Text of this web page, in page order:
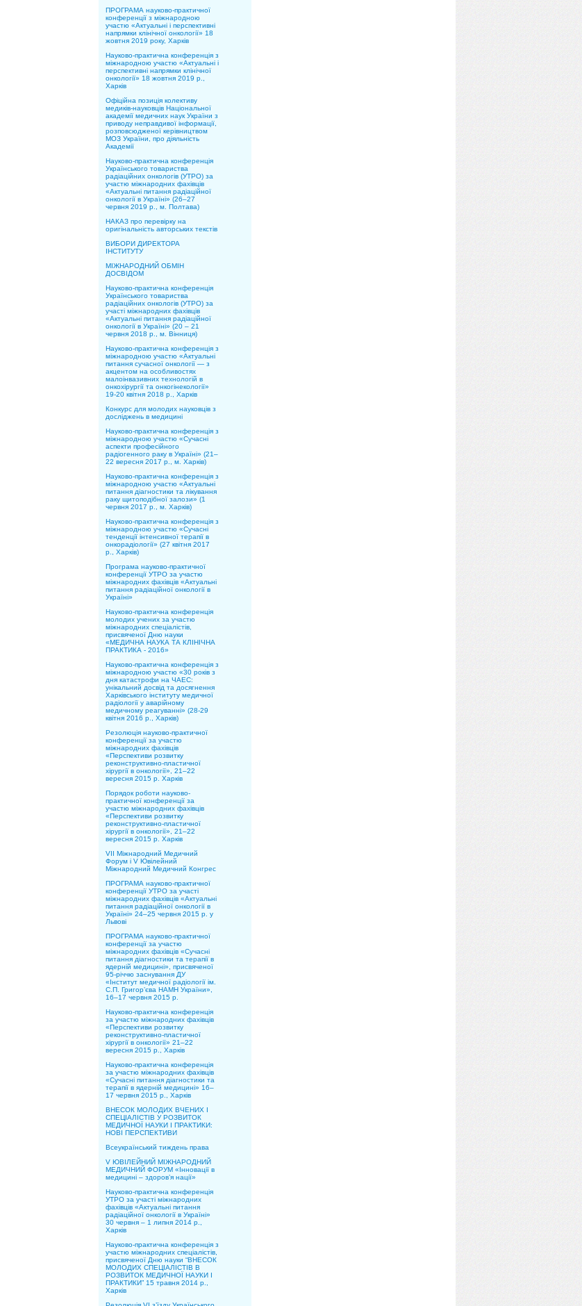
ПРОГРАМА науково-практичної
конференції з міжнародною
участю «Актуальні і перспективні
напрямки клінічної онкології» 18
жовтня 2019 року, Харків
Науково-практична конференція з
міжнародною участю «Актуальні і
перспективні напрямки клінічної
онкології» 18 жовтня 2019 р.,
Харків
Офіційна позиція колективу
медиків-науковців Національної
академії медичних наук України з
приводу неправдивої інформації,
розповсюдженої керівництвом
МОЗ України, про діяльність
Академії
Науково-практична конференція
Українського товариства
радіаційних онкологів (УТРО) за
участю міжнародних фахівців
«Актуальні питання радіаційної
онкології в Україні» (26–27
червня 2019 р., м. Полтава)
НАКАЗ про перевірку на
оригінальність авторських текстів
ВИБОРИ ДИРЕКТОРА
ІНСТИТУТУ
МІЖНАРОДНИЙ ОБМІН
ДОСВІДОМ
Науково-практична конференція
Українського товариства
радіаційних онкологів (УТРО) за
участі міжнародних фахівців
«Актуальні питання радіаційної
онкології в Україні» (20 – 21
червня 2018 р., м. Вінниця)
Науково-практична конференція з
міжнародною участю «Актуальні
питання сучасної онкології — з
акцентом на особливостях
малоінвазивних технологій в
онкохірургії та онкогінекології»
19-20 квітня 2018 р., Харків
Конкурс для молодих науковців з
досліджень в медицині
Науково-практична конференція з
міжнародною участю «Сучасні
аспекти професійного
радіогенного раку в Україні» (21–
22 вересня 2017 р., м. Харків)
Науково-практична конференція з
міжнародною участю «Актуальні
питання діагностики та лікування
раку щитоподібної залози» (1
червня 2017 р., м. Харків)
Науково-практична конференція з
міжнародною участю «Сучасні
тенденції інтенсивної терапії в
онкорадіології» (27 квітня 2017
р., Харків)
Програма науково-практичної
конференції УТРО за участю
міжнародних фахівців «Актуальні
питання радіаційної онкології в
Україні»
Науково-практична конференція
молодих учених за участю
міжнародних спеціалістів,
присвяченої Дню науки
«МЕДИЧНА НАУКА ТА КЛІНІЧНА
ПРАКТИКА - 2016»
Науково-практична конференція з
міжнародною участю «30 років з
дня катастрофи на ЧАЕС:
унікальний досвід та досягнення
Харківського інституту медичної
радіології у аварійному
медичному реагуванні» (28-29
квітня 2016 р., Харків)
Резолюція науково-практичної
конференції за участю
міжнародних фахівців
«Перспективи розвитку
реконструктивно-пластичної
хірургії в онкології», 21–22
вересня 2015 р. Харків
Порядок роботи науково-
практичної конференції за
участю міжнародних фахівців
«Перспективи розвитку
реконструктивно-пластичної
хірургії в онкології», 21–22
вересня 2015 р. Харків
VII Міжнародний Медичний
Форум і V Ювілейний
Міжнародний Медичний Конгрес
ПРОГРАМА науково-практичної
конференції УТРО за участі
міжнародних фахівців «Актуальні
питання радіаційної онкології в
Україні» 24–25 червня 2015 р. у
Львові
ПРОГРАМА науково-практичної
конференції за участю
міжнародних фахівців «Сучасні
питання діагностики та терапії в
ядерній медицині», присвяченої
95-річчю заснування ДУ
«Інститут медичної радіології ім.
С.П. Григор’єва НАМН України»,
16–17 червня 2015 р.
Науково-практична конференція
за участю міжнародних фахівців
«Перспективи розвитку
реконструктивно-пластичної
хірургії в онкології» 21–22
вересня 2015 р., Харків
Науково-практична конференція
за участю міжнародних фахівців
«Сучасні питання діагностики та
терапії в ядерній медицині» 16–
17 червня 2015 р., Харків
ВНЕСОК МОЛОДИХ ВЧЕНИХ І
СПЕЦІАЛІСТІВ У РОЗВИТОК
МЕДИЧНОЇ НАУКИ І ПРАКТИКИ:
НОВІ ПЕРСПЕКТИВИ
Всеукраїнський тиждень права
V ЮВІЛЕЙНИЙ МІЖНАРОДНИЙ
МЕДИЧНИЙ ФОРУМ «Інновації в
медицині – здоров’я нації»
Науково-практична конференція
УТРО за участі міжнародних
фахівців «Актуальні питання
радіаційної онкології в Україні»
30 червня – 1 липня 2014 р.,
Харків
Науково-практична конференція з
участю міжнародних спеціалістів,
присвяченої Дню науки “ВНЕСОК
МОЛОДИХ СПЕЦІАЛІСТІВ В
РОЗВИТОК МЕДИЧНОЇ НАУКИ І
ПРАКТИКИ” 15 травня 2014 р.,
Харків